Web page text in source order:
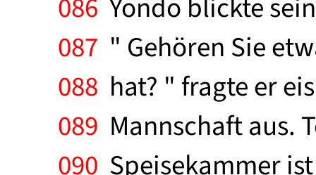
086 Yondo blickte
087 " Gehören Sie
088 hat? " fragte er
089 Mannschaft aus.
090 Speisekammer